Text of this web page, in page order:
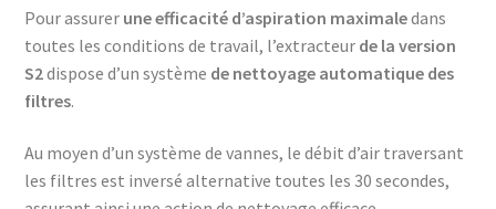
Pour assurer une efficacité d’aspiration maximaledans
toutes les conditions de travail, l’extracteur de la version
S2dispose d’un système de nettoyage automatique des
filtres.
Au moyen d’un système de vannes, le débit d’air traversant
les filtres est inversé alternative toutes les 30 secondes,